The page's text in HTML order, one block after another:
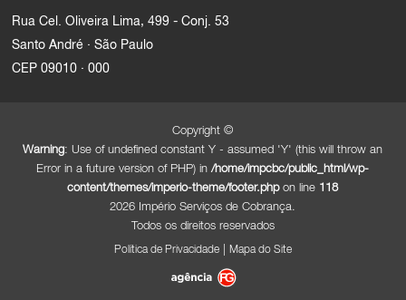
Rua Cel. Oliveira Lima, 499 - Conj. 53
Santo André
São Paulo
CEP 09010
000
Copyright ©
Warning: Use of undefined constant Y - assumed 'Y' (this will throw an
Error in a future version of PHP) in/home/impcbc/public_html/wp-
content/themes/imperio-theme/footer.phpon line 118
2026 Império Serviços de Cobrança.
Todos os direitos reservados
Política de Privacidade| Mapa do Site